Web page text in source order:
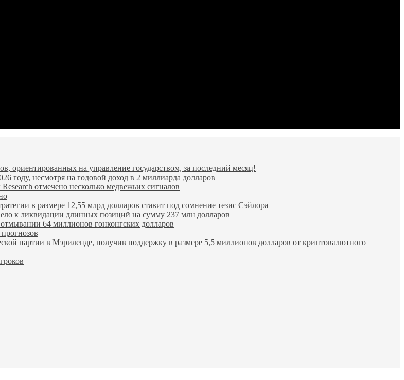
ориентированных на управление государством, за последний месяц!
году, несмотря на годовой доход в 2 миллиарда долларов
отмечено несколько медвежьих сигналов
в размере 12,55 млрд долларов ставит под сомнение тезис Сэйлора
к ликвидации длинных позиций на сумму 237 млн долларов
64 миллионов гонконгских долларов
партии в Мэриленде, получив поддержку в размере 5,5 миллионов долларов от криптовалютного